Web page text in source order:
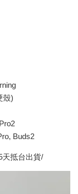
殼)
Buds2
天抵台出貨/